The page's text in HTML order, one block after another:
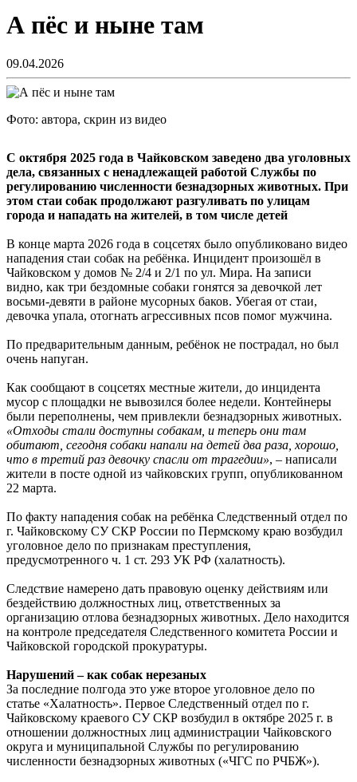
А пёс и ныне там
09.04.2026
Фото: автора, скрин из видео
С октября 2025 года в Чайковском заведено два уголовных
дела, связанных с ненадлежащей работой Службы по
регулированию численности безнадзорных животных. При
этом стаи собак продолжают разгуливать по улицам
города и нападать на жителей, в том числе детей
В конце марта 2026 года в соцсетях было опубликовано видео
нападения стаи собак на ребёнка. Инцидент произошёл в
Чайковском у домов № 2/4 и 2/1 по ул. Мира. На записи
видно, как три бездомные собаки гонятся за девочкой лет
восьми-девяти в районе мусорных баков. Убегая от стаи,
девочка упала, отогнать агрессивных псов помог мужчина.
По предварительным данным, ребёнок не пострадал, но был
очень напуган.
Как сообщают в соцсетях местные жители, до инцидента
мусор с площадки не вывозился более недели. Контейнеры
были переполнены, чем привлекли безнадзорных животных.
«Отходы стали доступны собакам, и теперь они там
обитают, сегодня собаки напали на детей два раза, хорошо,
что в третий раз девочку спасли от трагедии», – написали
жители в посте одной из чайковских групп, опубликованном
22 марта.
По факту нападения собак на ребёнка Следственный отдел по
г. Чайковскому СУ СКР России по Пермскому краю возбудил
уголовное дело по признакам преступления,
предусмотренного ч. 1 ст. 293 УК РФ (халатность).
Следствие намерено дать правовую оценку действиям или
бездействию должностных лиц, ответственных за
организацию отлова безнадзорных животных. Дело находится
на контроле председателя Следственного комитета России и
Чайковской городской прокуратуры.
Нарушений – как собак нерезаных
За последние полгода это уже второе уголовное дело по
статье «Халатность». Первое Следственный отдел по г.
Чайковскому краевого СУ СКР возбудил в октябре 2025 г. в
отношении должностных лиц администрации Чайковского
округа и муниципальной Службы по регулированию
численности безнадзорных животных («ЧГС по РЧБЖ»).